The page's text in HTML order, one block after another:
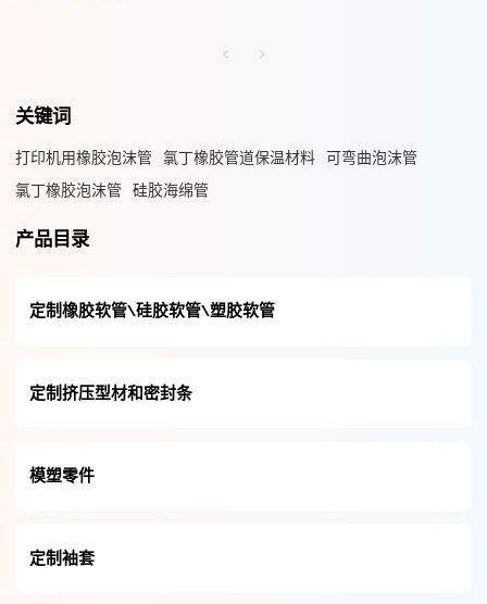
关键词
打印机用橡胶泡沫管 氯丁橡胶管道保温材料 可弯曲泡沫管
氯丁橡胶泡沫管 硅胶海绵管
产品目录
定制橡胶软管\硅胶软管\塑胶软管
定制挤压型材和密封条
模塑零件
定制袖套